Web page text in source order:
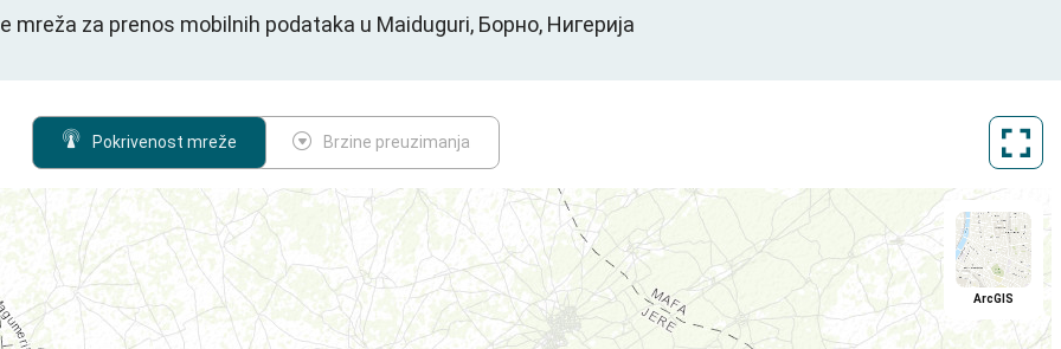
mreža za prenos mobilnih podataka u Maiduguri, Борно, Нигерија
Pokrivenost mreže Brzine preuzimanja
ArcGIS